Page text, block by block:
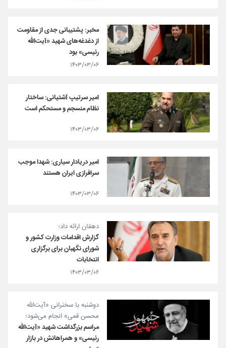
مخبر: پشتیبانی جدی از مقاومت
از دغدغه‌های شهید «آیت‌الله
رئیسی» بود
۱۴۰۳/۰۳/۰۶
امیر سرتیپ آشتیانی: ساختار
نظام منسجم و مستحکم است
۱۴۰۳/۰۳/۰۶
امیر دریادار سیاری: شهدا موجب
سرافرازی ایران هستند
۱۴۰۳/۰۳/۰۶
دهقان ارائه داد؛
گزارش اقدامات وزارت کشور و
شورای نگهبان برای برگزاری
انتخابات
۱۴۰۳/۰۳/۰۶
دوشنبه با سخنرانی «آیت‌الله
محسن قمی» انجام می‌شود؛
مراسم بزرگداشت شهید «آیت‌الله
رئیسی» و همراهانش در بازار